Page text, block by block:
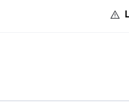
KIRIM KURIR TOKO